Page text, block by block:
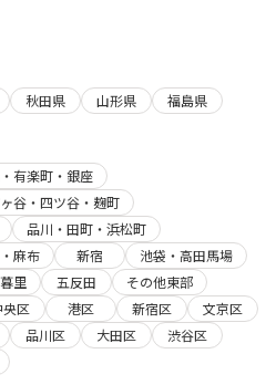
秋田県 山形県
福島県
有楽町・銀座
谷・四ツ谷・麹町
品川・田町・浜松町
麻布 新宿
池袋・高田馬場
里 五反田
その他東部
央区 港区 新宿区
文京区
品川区 大田区
渋谷区